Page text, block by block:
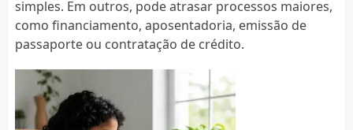
simples. Em outros, pode atrasar processos maiores,
como financiamento, aposentadoria, emissão de
passaporte ou contratação de crédito.